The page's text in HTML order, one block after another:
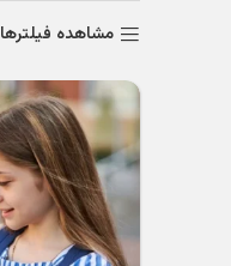
مشاهده فیلترها